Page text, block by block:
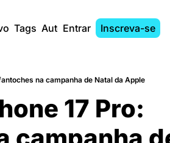
Tags AutoresEntrar Inscreva-se
na campanha de Natal da Apple
17 Pro: